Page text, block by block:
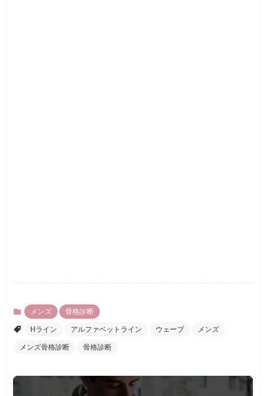
メンズ 骨格診断
Hライン アルファベットライン ウェーブ メンズ
メンズ骨格診断 骨格診断